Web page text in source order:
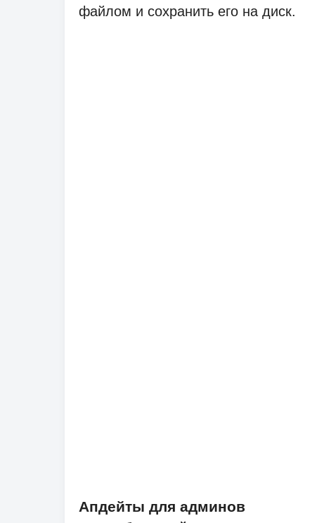
файлом и сохранить его на диск.
Апдейты для админов